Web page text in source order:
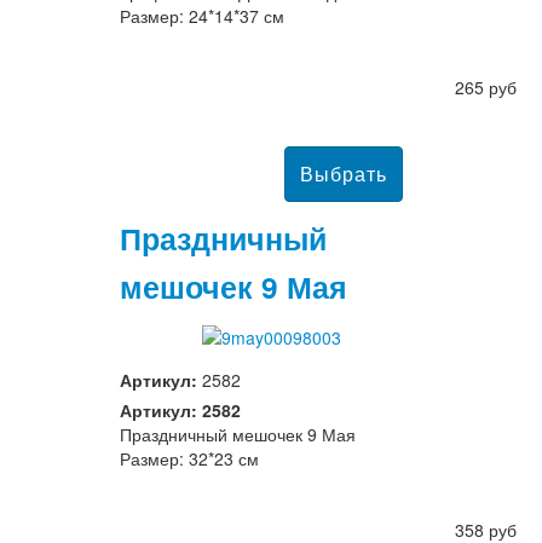
Размер: 24*14*37 см
265 руб
Праздничный
мешочек 9 Мая
Артикул: 2582
Артикул: 2582
Праздничный мешочек 9 Мая
Размер: 32*23 см
358 руб